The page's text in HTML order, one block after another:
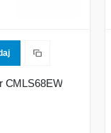
CMLS68EW